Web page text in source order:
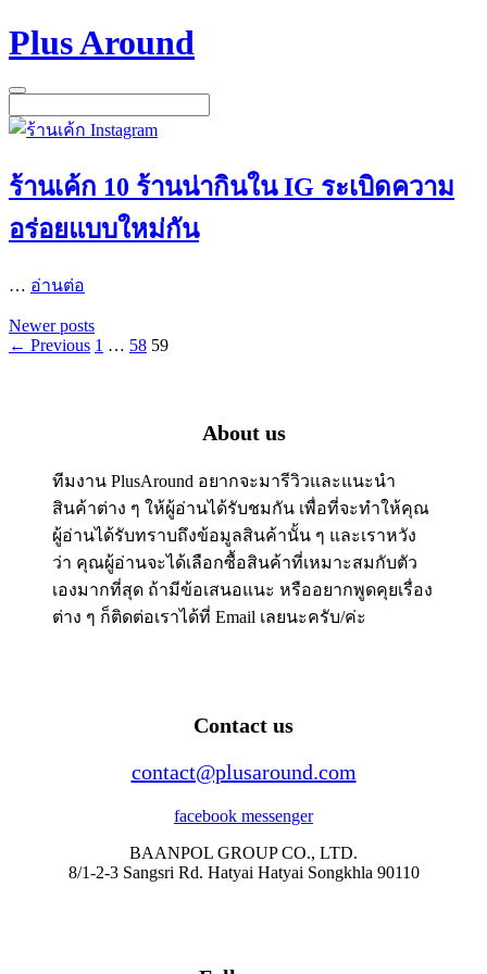
Skip
to
Plus Around
Menu
ร้านเค้ก 10 ร้านน่ากินใน IG ระเบิดความ
อร่อยแบบใหม่กัน
… อ่านต่อ
Newer posts
← Previous Page
1 … Page
58 Page
59
About us
ทีมงาน PlusAround อยากจะมารีวิวและแนะนำ
สินค้าต่าง ๆ ให้ผู้อ่านได้รับชมกัน เพื่อที่จะทำให้คุณ
ผู้อ่านได้รับทราบถึงข้อมูลสินค้านั้น ๆ และเราหวัง
ว่า คุณผู้อ่านจะได้เลือกซื้อสินค้าที่เหมาะสมกับตัว
เองมากที่สุด ถ้ามีข้อเสนอแนะ หรืออยากพูดคุยเรื่อง
ต่าง ๆ ก็ติดต่อเราได้ที่ Email เลยนะครับ/ค่ะ
Contact us
contact@plusaround.com
facebook messenger
BAANPOL GROUP CO., LTD.
8/1-2-3 Sangsri Rd. Hatyai Hatyai Songkhla 90110